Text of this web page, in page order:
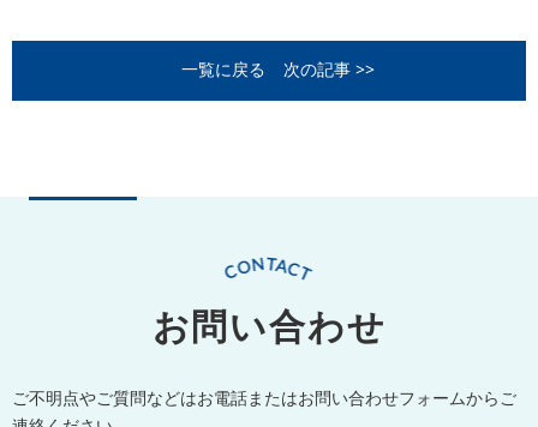
一覧に戻る 次の記事 >>
お問い合わせ
ご不明点やご質問などはお電話またはお問い合わせフォームからご